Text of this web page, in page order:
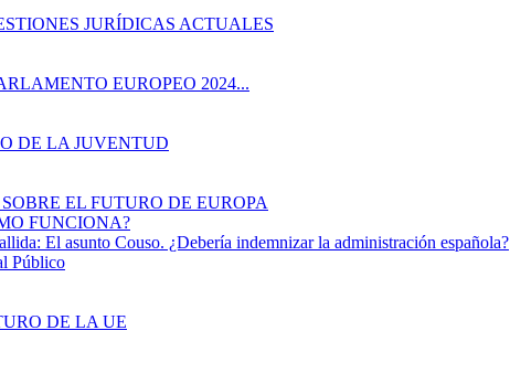
JURÍDICAS ACTUALES
EUROPEO 2024...
DE LA JUVENTUD
EL FUTURO DE EUROPA
FUNCIONA?
El asunto Couso. ¿Debería indemnizar la administración española?
Público
DE LA UE